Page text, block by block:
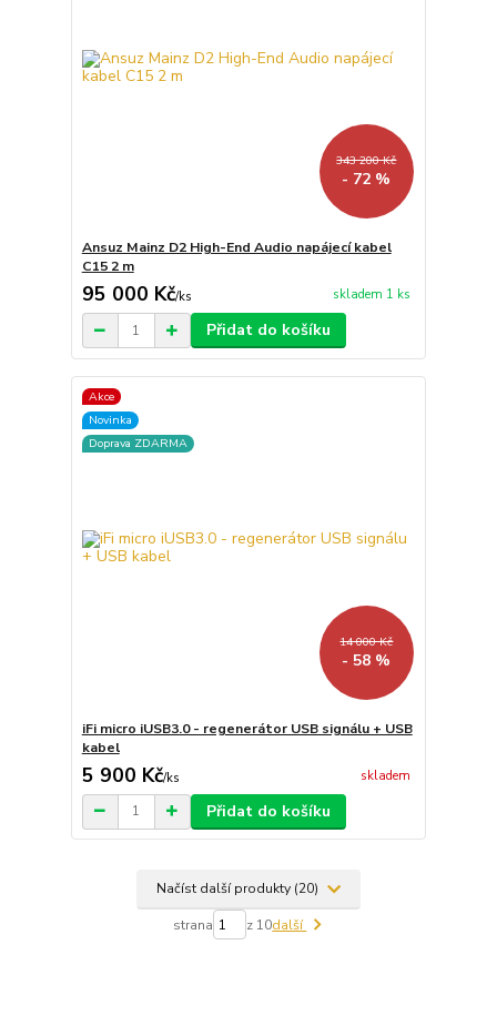
343 200 Kč
- 72 %
Ansuz Mainz D2 High-End Audio napájecí kabel
C15 2 m
95 000 Kč/ks skladem 1 ks
Přidat do košíku
Akce
Novinka
Doprava ZDARMA
14 000 Kč
- 58 %
iFi micro iUSB3.0 - regenerátor USB signálu + USB
kabel
5 900 Kč/ks skladem
Přidat do košíku
Načíst další produkty (20)
strana z 10další